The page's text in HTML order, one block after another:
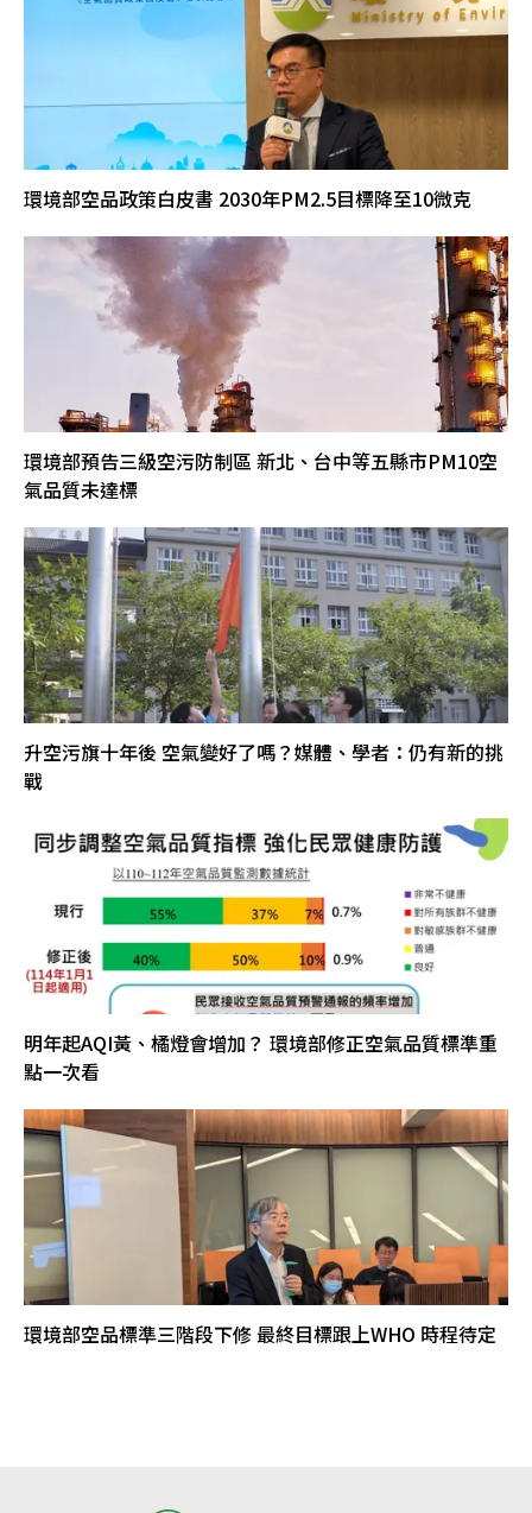
環境部空品政策白皮書 2030年PM2.5目標降至10微克
環境部預告三級空污防制區 新北、台中等五縣市PM10空
氣品質未達標
升空污旗十年後 空氣變好了嗎？媒體、學者：仍有新的挑
戰
明年起AQI黃、橘燈會增加？ 環境部修正空氣品質標準重
點一次看
環境部空品標準三階段下修 最終目標跟上WHO 時程待定